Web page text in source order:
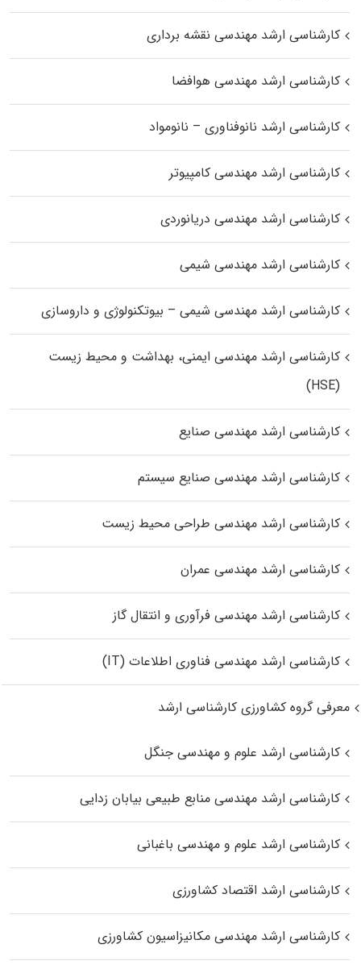
کارشناسی ارشد مهندسی نقشه برداری
کارشناسی ارشد مهندسی هوافضا
کارشناسی ارشد نانوفناوری – نانومواد
کارشناسی ارشد مهندسی کامپیوتر
کارشناسی ارشد مهندسی دریانوردی
کارشناسی ارشد مهندسی شیمی
کارشناسی ارشد مهندسی شیمی – بیوتکنولوژی و داروسازی
کارشناسی ارشد مهندسی ایمنی، بهداشت و محیط زیست
(HSE)
کارشناسی ارشد مهندسی صنایع
کارشناسی ارشد مهندسی صنایع سیستم
کارشناسی ارشد مهندسی طراحی محیط زیست
کارشناسی ارشد مهندسی عمران
کارشناسی ارشد مهندسی فرآوری و انتقال گاز
کارشناسی ارشد مهندسی فناوری اطلاعات (IT)
معرفی گروه کشاورزی کارشناسی ارشد
کارشناسی ارشد علوم و مهندسی جنگل
کارشناسی ارشد مهندسی منابع طبیعی بیابان زدایی
کارشناسی ارشد علوم و مهندسی باغبانی
کارشناسی ارشد اقتصاد کشاورزی
کارشناسی ارشد مهندسی مکانیزاسیون کشاورزی